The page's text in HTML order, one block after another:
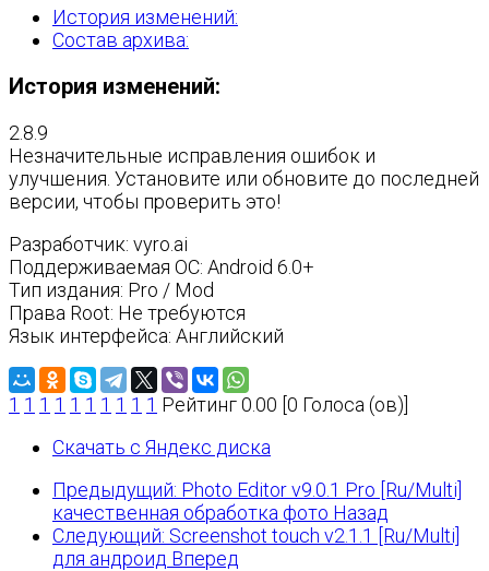
История изменений:
Состав архива:
История изменений:
2.8.9
Незначительные исправления ошибок и
улучшения. Установите или обновите до последней
версии, чтобы проверить это!
Разработчик: vyro.ai
Поддерживаемая ОС: Android 6.0+
Тип издания: Pro / Mod
Права Root: Не требуются
Язык интерфейса: Английский
1 1 1 1 1 1 1 1 1 1 Рейтинг 0.00 [0 Голоса (ов)]
Скачать с Яндекс диска
Предыдущий: Photo Editor v9.0.1 Pro [Ru/Multi]
качественная обработка фото Назад
Следующий: Screenshot touch v2.1.1 [Ru/Multi]
для андроид Вперед